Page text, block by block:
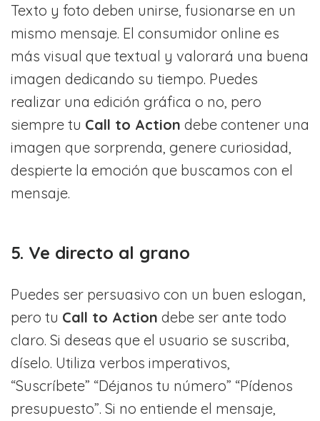
Texto y foto deben unirse, fusionarse en un
mismo mensaje. El consumidor online es
más visual que textual y valorará una buena
imagen dedicando su tiempo. Puedes
realizar una edición gráfica o no, pero
siempre tu Call to Action debe contener una
imagen que sorprenda, genere curiosidad,
despierte la emoción que buscamos con el
mensaje.
5. Ve directo al grano
Puedes ser persuasivo con un buen eslogan,
pero tu Call to Action debe ser ante todo
claro. Si deseas que el usuario se suscriba,
díselo. Utiliza verbos imperativos,
“Suscríbete” “Déjanos tu número” “Pídenos
presupuesto”. Si no entiende el mensaje,